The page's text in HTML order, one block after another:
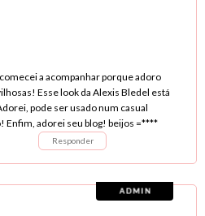
a acompanhar porque adoro
Esse look da Alexis Bledel está
pode ser usado num casual
Enfim, adorei seu blog! beijos =****
Responder